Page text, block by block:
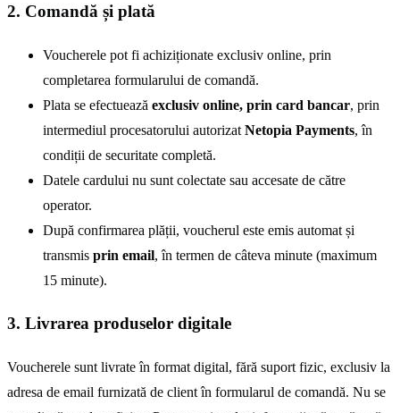
2. Comandă și plată
Voucherele pot fi achiziționate exclusiv online, prin
completarea formularului de comandă.
Plata se efectuează exclusiv online, prin card bancar, prin
intermediul procesatorului autorizat Netopia Payments, în
condiții de securitate completă.
Datele cardului nu sunt colectate sau accesate de către
operator.
După confirmarea plății, voucherul este emis automat și
transmis prin email, în termen de câteva minute (maximum
15 minute).
3. Livrarea produselor digitale
Voucherele sunt livrate în format digital, fără suport fizic, exclusiv la
adresa de email furnizată de client în formularul de comandă. Nu se